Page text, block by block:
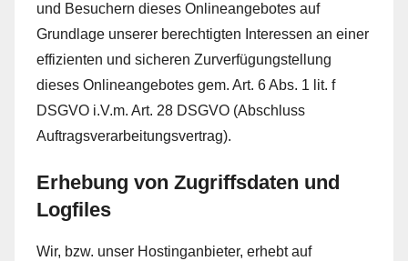
und Besuchern dieses Onlineangebotes auf
Grundlage unserer berechtigten Interessen an einer
effizienten und sicheren Zurverfügungstellung
dieses Onlineangebotes gem. Art. 6 Abs. 1 lit. f
DSGVO i.V.m. Art. 28 DSGVO (Abschluss
Auftragsverarbeitungsvertrag).
Erhebung von Zugriffsdaten und
Logfiles
Wir, bzw. unser Hostinganbieter, erhebt auf